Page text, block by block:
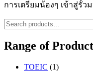
การเตรียมน้องๆ เข้าสู่รั้
Search
for:
Range of
TOEIC (1)